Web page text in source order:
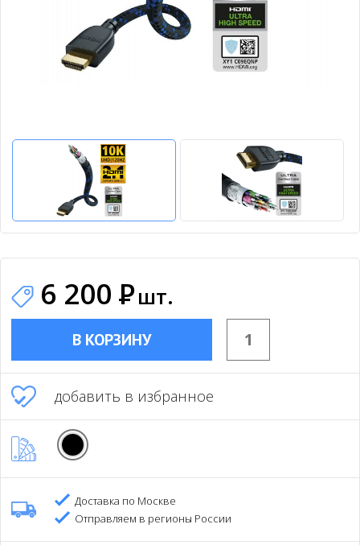
6 200 Ршт.
В КОРЗИНУ
добавить в избранное
Доставка по Москве
Отправляем в регионы России